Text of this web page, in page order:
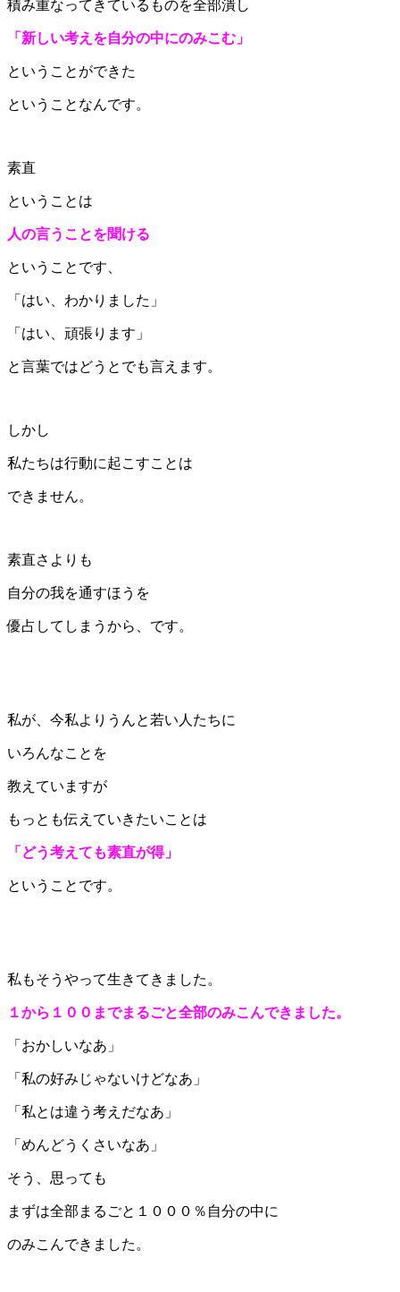
積み重なってきているものを全部潰し
「新しい考えを自分の中にのみこむ」
ということができた
ということなんです。
素直
ということは
人の言うことを聞ける
ということです、
「はい、わかりました」
「はい、頑張ります」
と言葉ではどうとでも言えます。
しかし
私たちは行動に起こすことは
できません。
素直さよりも
自分の我を通すほうを
優占してしまうから、です。
私が、今私よりうんと若い人たちに
いろんなことを
教えていますが
もっとも伝えていきたいことは
「どう考えても素直が得」
ということです。
私もそうやって生きてきました。
１から１００までまるごと全部のみこんできました。
「おかしいなあ」
「私の好みじゃないけどなあ」
「私とは違う考えだなあ」
「めんどうくさいなあ」
そう、思っても
まずは全部まるごと１０００％自分の中に
のみこんできました。